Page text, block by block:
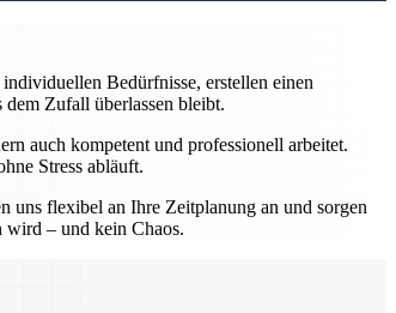
Bedürfnisse, erstellen einen
Zufall überlassen bleibt.
auch kompetent und professionell arbeitet.
Stress abläuft.
uns flexibel an Ihre Zeitplanung an und sorgen
wird – und kein Chaos.